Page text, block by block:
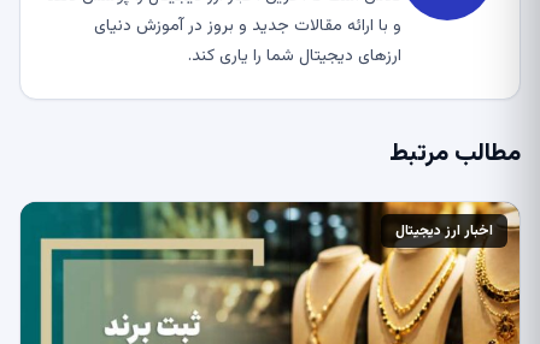
و با ارائه مقالات جدید و بروز در آموزش دنیای
ارزهای دیجیتال شما را یاری کند.
مطالب مرتبط
اخبار ارز دیجیتال